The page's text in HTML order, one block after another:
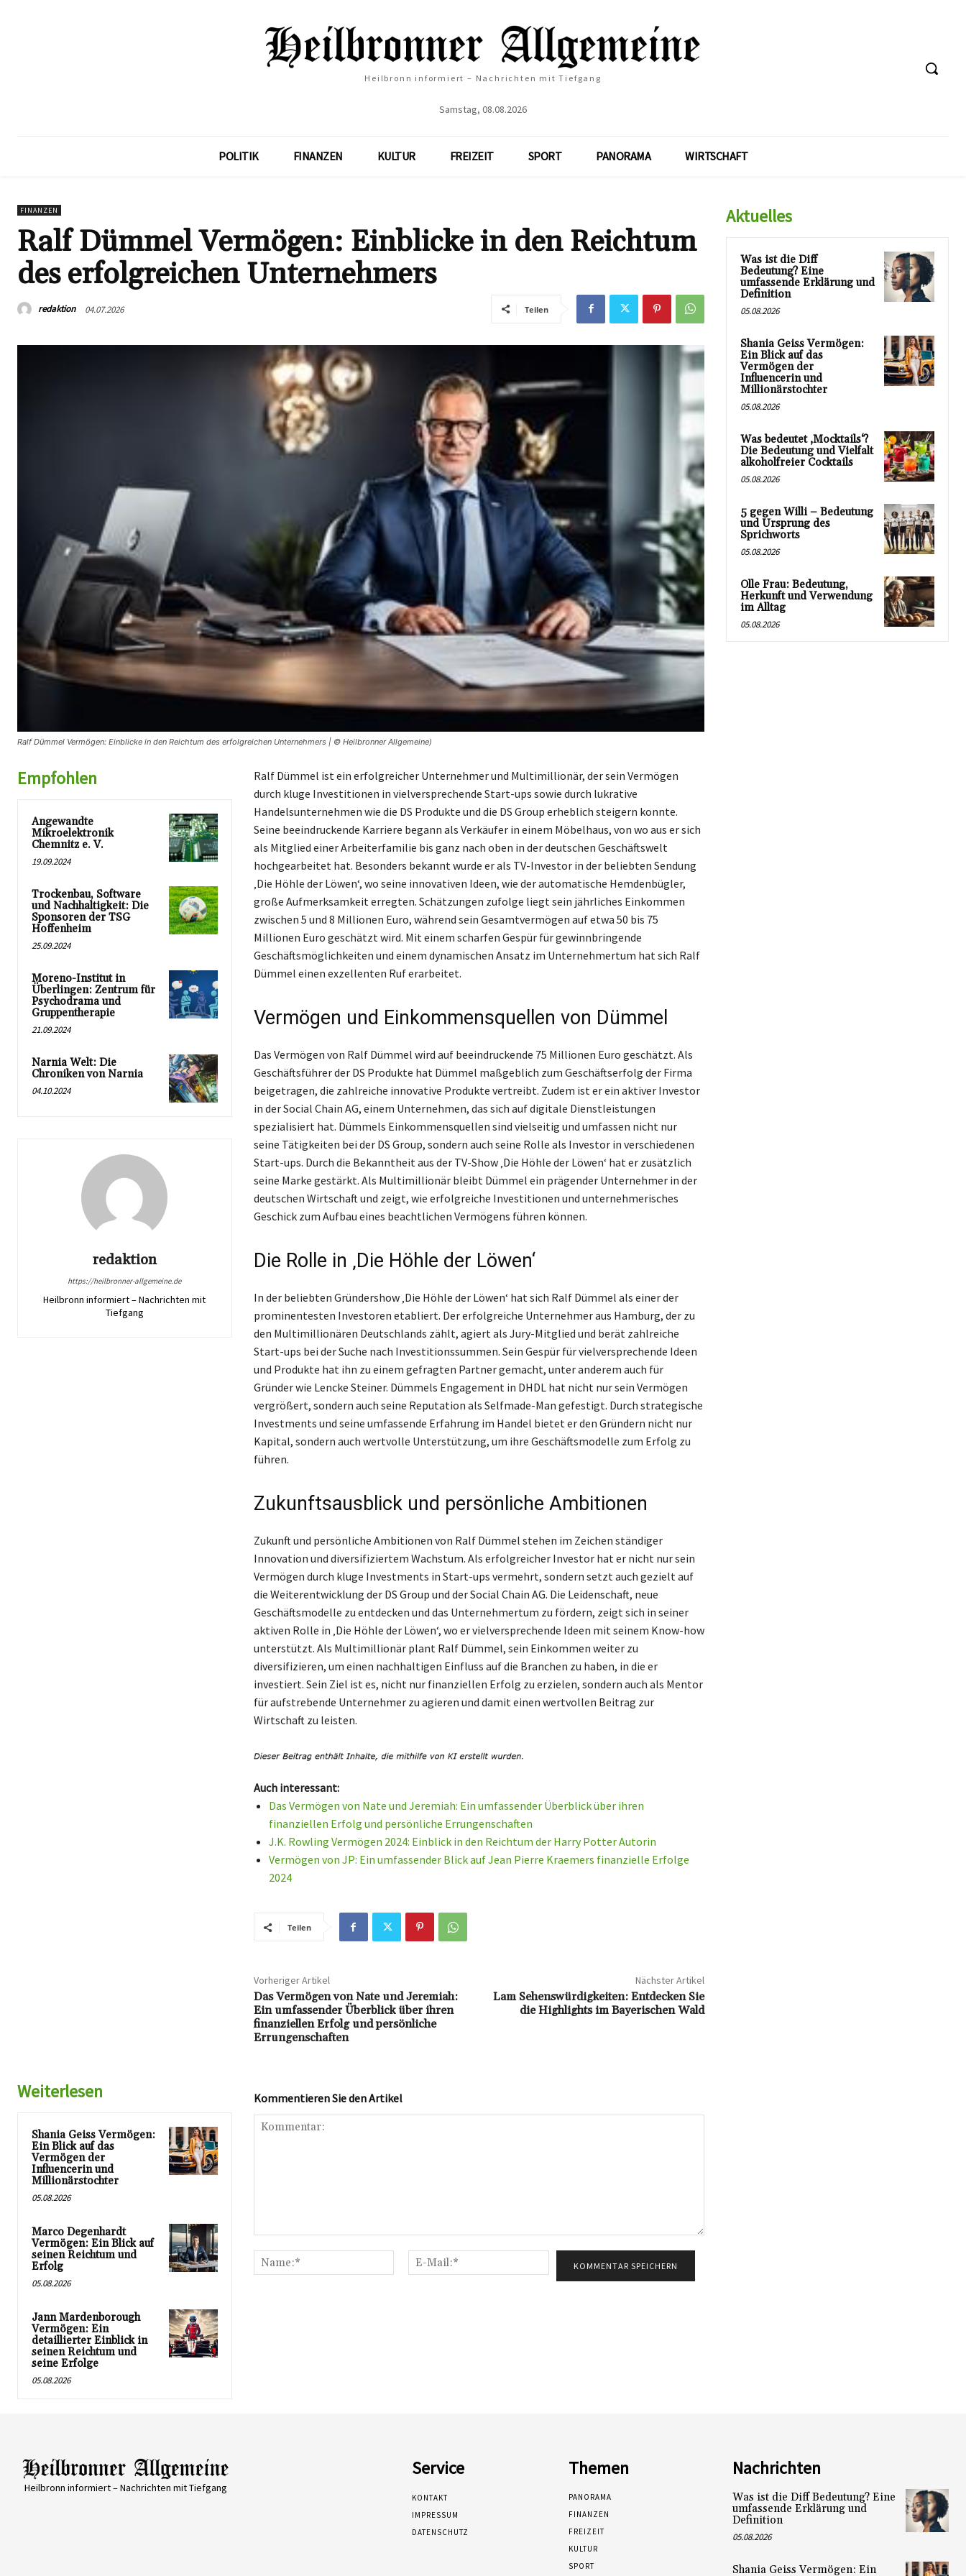
Heilbronn informiert – Nachrichten mit Tiefgang
Samstag, 08.08.2026
POLITIK FINANZEN KULTUR FREIZEIT SPORT PANORAMA WIRTSCHAFT
FINANZEN
Ralf Dümmel Vermögen: Einblicke in den Reichtum
des erfolgreichen Unternehmers
redaktion 04.07.2026 Teilen
Ralf Dümmel Vermögen: Einblicke in den Reichtum des erfolgreichen Unternehmers | © Heilbronner Allgemeine)
Empfohlen
Angewandte
Mikroelektronik
Chemnitz e. V.
19.09.2024
Trockenbau, Software
und Nachhaltigkeit: Die
Sponsoren der TSG
Hoffenheim
25.09.2024
Moreno-Institut in
Überlingen: Zentrum für
Psychodrama und
Gruppentherapie
21.09.2024
Narnia Welt: Die
Chroniken von Narnia
04.10.2024
redaktion
https://heilbronner-allgemeine.de
Heilbronn informiert – Nachrichten mit
Tiefgang
Ralf Dümmel ist ein erfolgreicher Unternehmer und Multimillionär, der sein Vermögen
durch kluge Investitionen in vielversprechende Start-ups sowie durch lukrative
Handelsunternehmen wie die DS Produkte und die DS Group erheblich steigern konnte.
Seine beeindruckende Karriere begann als Verkäufer in einem Möbelhaus, von wo aus er sich
als Mitglied einer Arbeiterfamilie bis ganz nach oben in der deutschen Geschäftswelt
hochgearbeitet hat. Besonders bekannt wurde er als TV-Investor in der beliebten Sendung
‚Die Höhle der Löwen‘, wo seine innovativen Ideen, wie der automatische Hemdenbügler,
große Aufmerksamkeit erregten. Schätzungen zufolge liegt sein jährliches Einkommen
zwischen 5 und 8 Millionen Euro, während sein Gesamtvermögen auf etwa 50 bis 75
Millionen Euro geschätzt wird. Mit einem scharfen Gespür für gewinnbringende
Geschäftsmöglichkeiten und einem dynamischen Ansatz im Unternehmertum hat sich Ralf
Dümmel einen exzellenten Ruf erarbeitet.
Vermögen und Einkommensquellen von Dümmel
Das Vermögen von Ralf Dümmel wird auf beeindruckende 75 Millionen Euro geschätzt. Als
Geschäftsführer der DS Produkte hat Dümmel maßgeblich zum Geschäftserfolg der Firma
beigetragen, die zahlreiche innovative Produkte vertreibt. Zudem ist er ein aktiver Investor
in der Social Chain AG, einem Unternehmen, das sich auf digitale Dienstleistungen
spezialisiert hat. Dümmels Einkommensquellen sind vielseitig und umfassen nicht nur
seine Tätigkeiten bei der DS Group, sondern auch seine Rolle als Investor in verschiedenen
Start-ups. Durch die Bekanntheit aus der TV-Show ‚Die Höhle der Löwen‘ hat er zusätzlich
seine Marke gestärkt. Als Multimillionär bleibt Dümmel ein prägender Unternehmer in der
deutschen Wirtschaft und zeigt, wie erfolgreiche Investitionen und unternehmerisches
Geschick zum Aufbau eines beachtlichen Vermögens führen können.
Die Rolle in ‚Die Höhle der Löwen‘
In der beliebten Gründershow ‚Die Höhle der Löwen‘ hat sich Ralf Dümmel als einer der
prominentesten Investoren etabliert. Der erfolgreiche Unternehmer aus Hamburg, der zu
den Multimillionären Deutschlands zählt, agiert als Jury-Mitglied und berät zahlreiche
Start-ups bei der Suche nach Investitionssummen. Sein Gespür für vielversprechende Ideen
und Produkte hat ihn zu einem gefragten Partner gemacht, unter anderem auch für
Gründer wie Lencke Steiner. Dümmels Engagement in DHDL hat nicht nur sein Vermögen
vergrößert, sondern auch seine Reputation als Selfmade-Man gefestigt. Durch strategische
Investments und seine umfassende Erfahrung im Handel bietet er den Gründern nicht nur
Kapital, sondern auch wertvolle Unterstützung, um ihre Geschäftsmodelle zum Erfolg zu
führen.
Zukunftsausblick und persönliche Ambitionen
Zukunft und persönliche Ambitionen von Ralf Dümmel stehen im Zeichen ständiger
Innovation und diversifiziertem Wachstum. Als erfolgreicher Investor hat er nicht nur sein
Vermögen durch kluge Investments in Start-ups vermehrt, sondern setzt auch gezielt auf
die Weiterentwicklung der DS Group und der Social Chain AG. Die Leidenschaft, neue
Geschäftsmodelle zu entdecken und das Unternehmertum zu fördern, zeigt sich in seiner
aktiven Rolle in ‚Die Höhle der Löwen‘, wo er vielversprechende Ideen mit seinem Know-how
unterstützt. Als Multimillionär plant Ralf Dümmel, sein Einkommen weiter zu
diversifizieren, um einen nachhaltigen Einfluss auf die Branchen zu haben, in die er
investiert. Sein Ziel ist es, nicht nur finanziellen Erfolg zu erzielen, sondern auch als Mentor
für aufstrebende Unternehmer zu agieren und damit einen wertvollen Beitrag zur
Wirtschaft zu leisten.
Auch interessant:
Das Vermögen von Nate und Jeremiah: Ein umfassender Überblick über ihren
finanziellen Erfolg und persönliche Errungenschaften
J.K. Rowling Vermögen 2024: Einblick in den Reichtum der Harry Potter Autorin
Vermögen von JP: Ein umfassender Blick auf Jean Pierre Kraemers finanzielle Erfolge
2024
Teilen
Vorheriger Artikel
Das Vermögen von Nate und Jeremiah:
Ein umfassender Überblick über ihren
finanziellen Erfolg und persönliche
Errungenschaften
Nächster Artikel
Lam Sehenswürdigkeiten: Entdecken Sie
die Highlights im Bayerischen Wald
Weiterlesen
Shania Geiss Vermögen:
Ein Blick auf das
Vermögen der
Influencerin und
Millionärstochter
05.08.2026
Marco Degenhardt
Vermögen: Ein Blick auf
seinen Reichtum und
Erfolg
05.08.2026
Jann Mardenborough
Vermögen: Ein
detaillierter Einblick in
seinen Reichtum und
seine Erfolge
05.08.2026
Kommentieren Sie den Artikel
Name:*
Mail:*
Aktuelles
Was ist die Diff
Bedeutung? Eine
umfassende Erklärung und
Definition
05.08.2026
Shania Geiss Vermögen:
Ein Blick auf das
Vermögen der
Influencerin und
Millionärstochter
05.08.2026
Was bedeutet ‚Mocktails‘?
Die Bedeutung und Vielfalt
alkoholfreier Cocktails
05.08.2026
5 gegen Willi – Bedeutung
und Ursprung des
Sprichworts
05.08.2026
Olle Frau: Bedeutung,
Herkunft und Verwendung
im Alltag
05.08.2026
Heilbronn informiert – Nachrichten mit Tiefgang
Service
KONTAKT
IMPRESSUM
DATENSCHUTZ
Themen
PANORAMA
FINANZEN
FREIZEIT
KULTUR
SPORT
Nachrichten
Was ist die Diff Bedeutung? Eine
umfassende Erklärung und
Definition
05.08.2026
Shania Geiss Vermögen: Ein